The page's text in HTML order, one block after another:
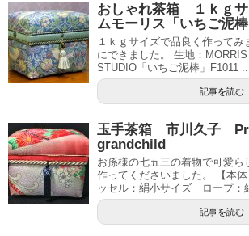
おしゃれ茶箱 １ｋｇ
ムモーリス「いちご泥
１ｋｇサイズで品良く作って
にできました。 生地：
STUDIO「いちご泥棒」F1011 ...
記事を読む
玉手茶箱 市川久子
grandchild
お孫様の七五三の着物で可愛ら
作ってくださいました。 【本
ッセル：絹小サイズ ロープ：
記事を読む